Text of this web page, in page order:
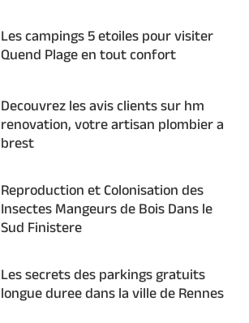
Les campings 5 etoiles pour visiter
Quend Plage en tout confort
Decouvrez les avis clients sur hm
renovation, votre artisan plombier a
brest
Reproduction et Colonisation des
Insectes Mangeurs de Bois Dans le
Sud Finistere
Les secrets des parkings gratuits
longue duree dans la ville de Rennes